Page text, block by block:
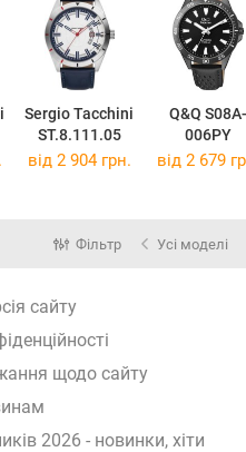
Sergio Tacchini
ST.8.111.05
Q&Q S08A-
006PY
від 2 904 грн. від 2 679
Фільтр Усі моделі
сайту
щодо сайту
2026 - новинки, хіти